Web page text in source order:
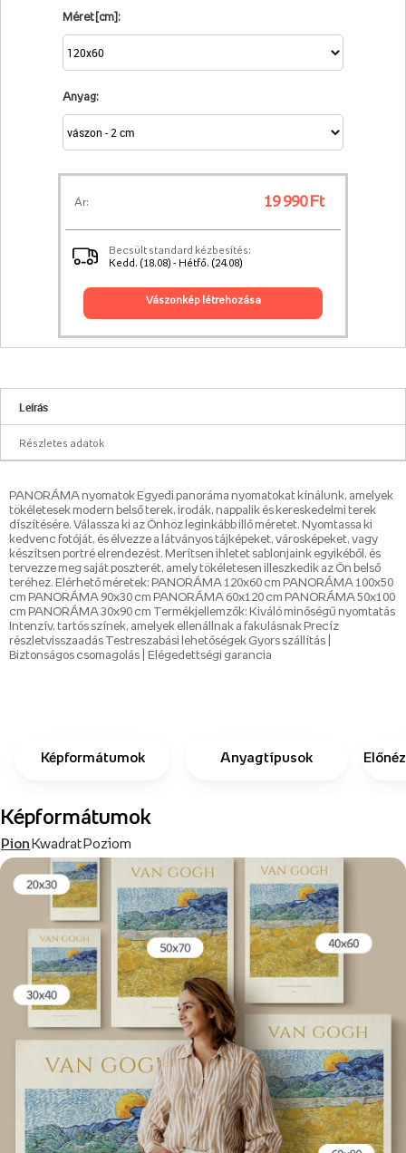
Méret [cm]:
Anyag:
Ár: 19 990 Ft
Becsült standard kézbesítés:
Kedd. (18.08) - Hétfő. (24.08)
vászonkép létrehozása
Leírás
Részletes adatok
PANORÁMA nyomatok Egyedi panoráma nyomatokat kínálunk, amelyek
tökéletesek modern belső terek, irodák, nappalik és kereskedelmi terek
díszítésére. Válassza ki az Önhöz leginkább illő méretet. Nyomtassa ki
kedvenc fotóját, és élvezze a látványos tájképeket, városképeket, vagy
készítsen portré elrendezést. Merítsen ihletet sablonjaink egyikéből, és
tervezze meg saját poszterét, amely tökéletesen illeszkedik az Ön belső
teréhez. Elérhető méretek: PANORÁMA 120x60 cm PANORÁMA 100x50
cm PANORÁMA 90x30 cm PANORÁMA 60x120 cm PANORÁMA 50x100
cm PANORÁMA 30x90 cm Termékjellemzők: Kiváló minőségű nyomtatás
Intenzív, tartós színek, amelyek ellenállnak a fakulásnak Precíz
részletvisszaadás Testreszabási lehetőségek Gyors szállítás |
Biztonságos csomagolás | Elégedettségi garancia
Képformátumok Anyagtípusok
Képformátumok
PionKwadratPoziom